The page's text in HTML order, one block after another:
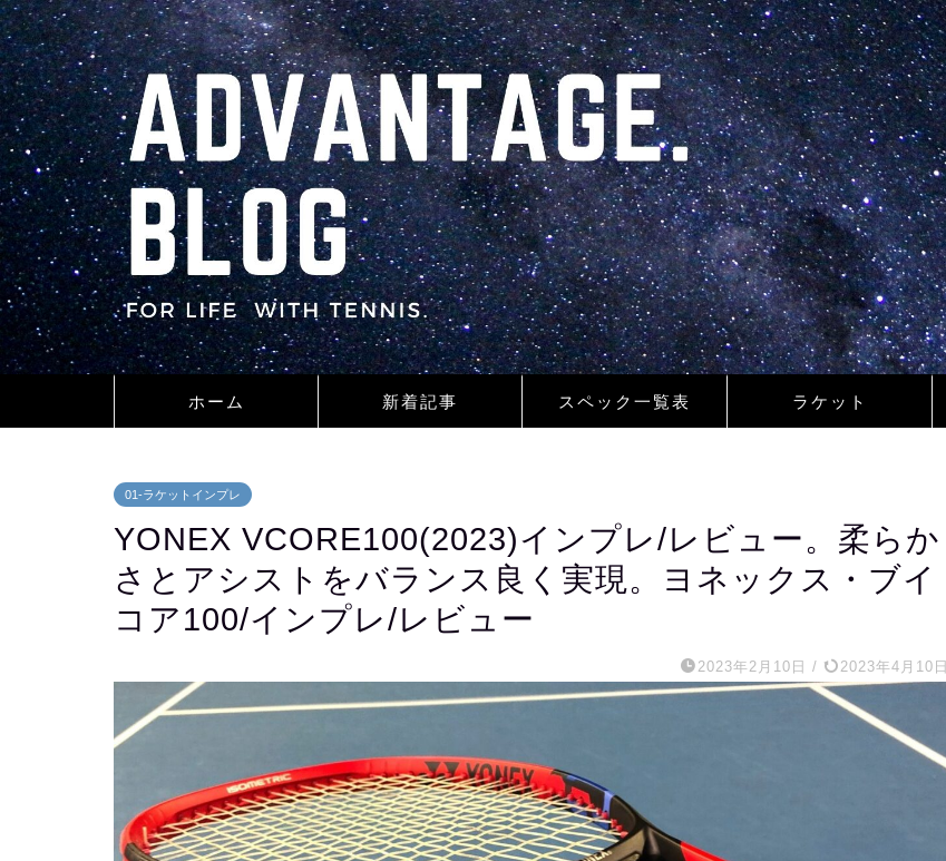
ホーム 新着記事 スペック一覧表 ラケット
01-ラケットインプレ
YONEX VCORE100(2023)インプレ/レビュー。柔らか
さとアシストをバランス良く実現。ヨネックス・ブイ
コア100/インプレ/レビュー
2023年2月10日 / 2023年4月10日